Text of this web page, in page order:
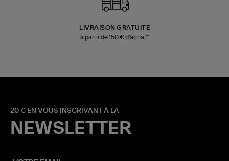
LIVRAISON GRATUITE
à partir de 150 € d'achat*
20 € EN VOUS INSCRIVANT À LA
NEWSLETTER